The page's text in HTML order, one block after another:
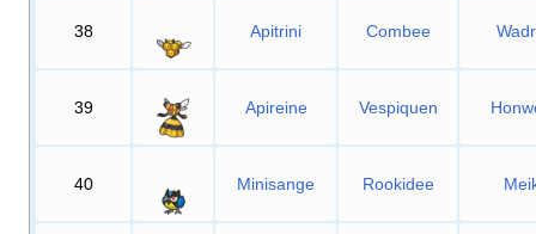
38 Apitrini Combee
39 Apireine Vespiquen
40 Minisange Rookidee